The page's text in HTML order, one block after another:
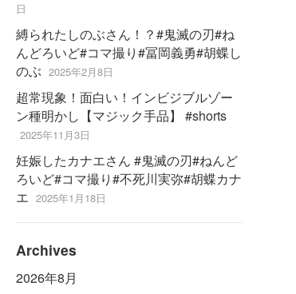
日
縛られたしのぶさん！？#鬼滅の刃#ね
んどろいど#コマ撮り#冨岡義勇#胡蝶し
のぶ 2025年2月8日
超常現象！面白い！インビジブルゾー
ン種明かし【マジック手品】 #shorts
2025年11月3日
妊娠したカナエさん #鬼滅の刃#ねんど
ろいど#コマ撮り#不死川実弥#胡蝶カナ
エ 2025年1月18日
Archives
2026年8月